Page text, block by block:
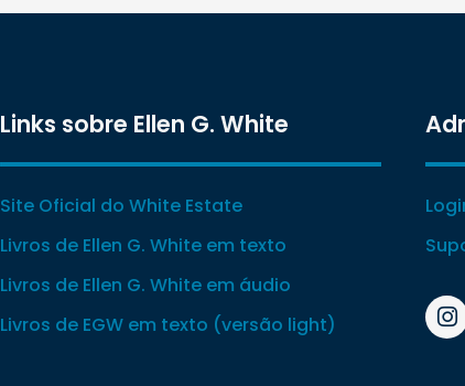
Links sobre Ellen G. White
Site Oficial do White Estate
Livros de Ellen G. White em texto
Livros de Ellen G. White em áudio
Livros de EGW em texto (versão light)